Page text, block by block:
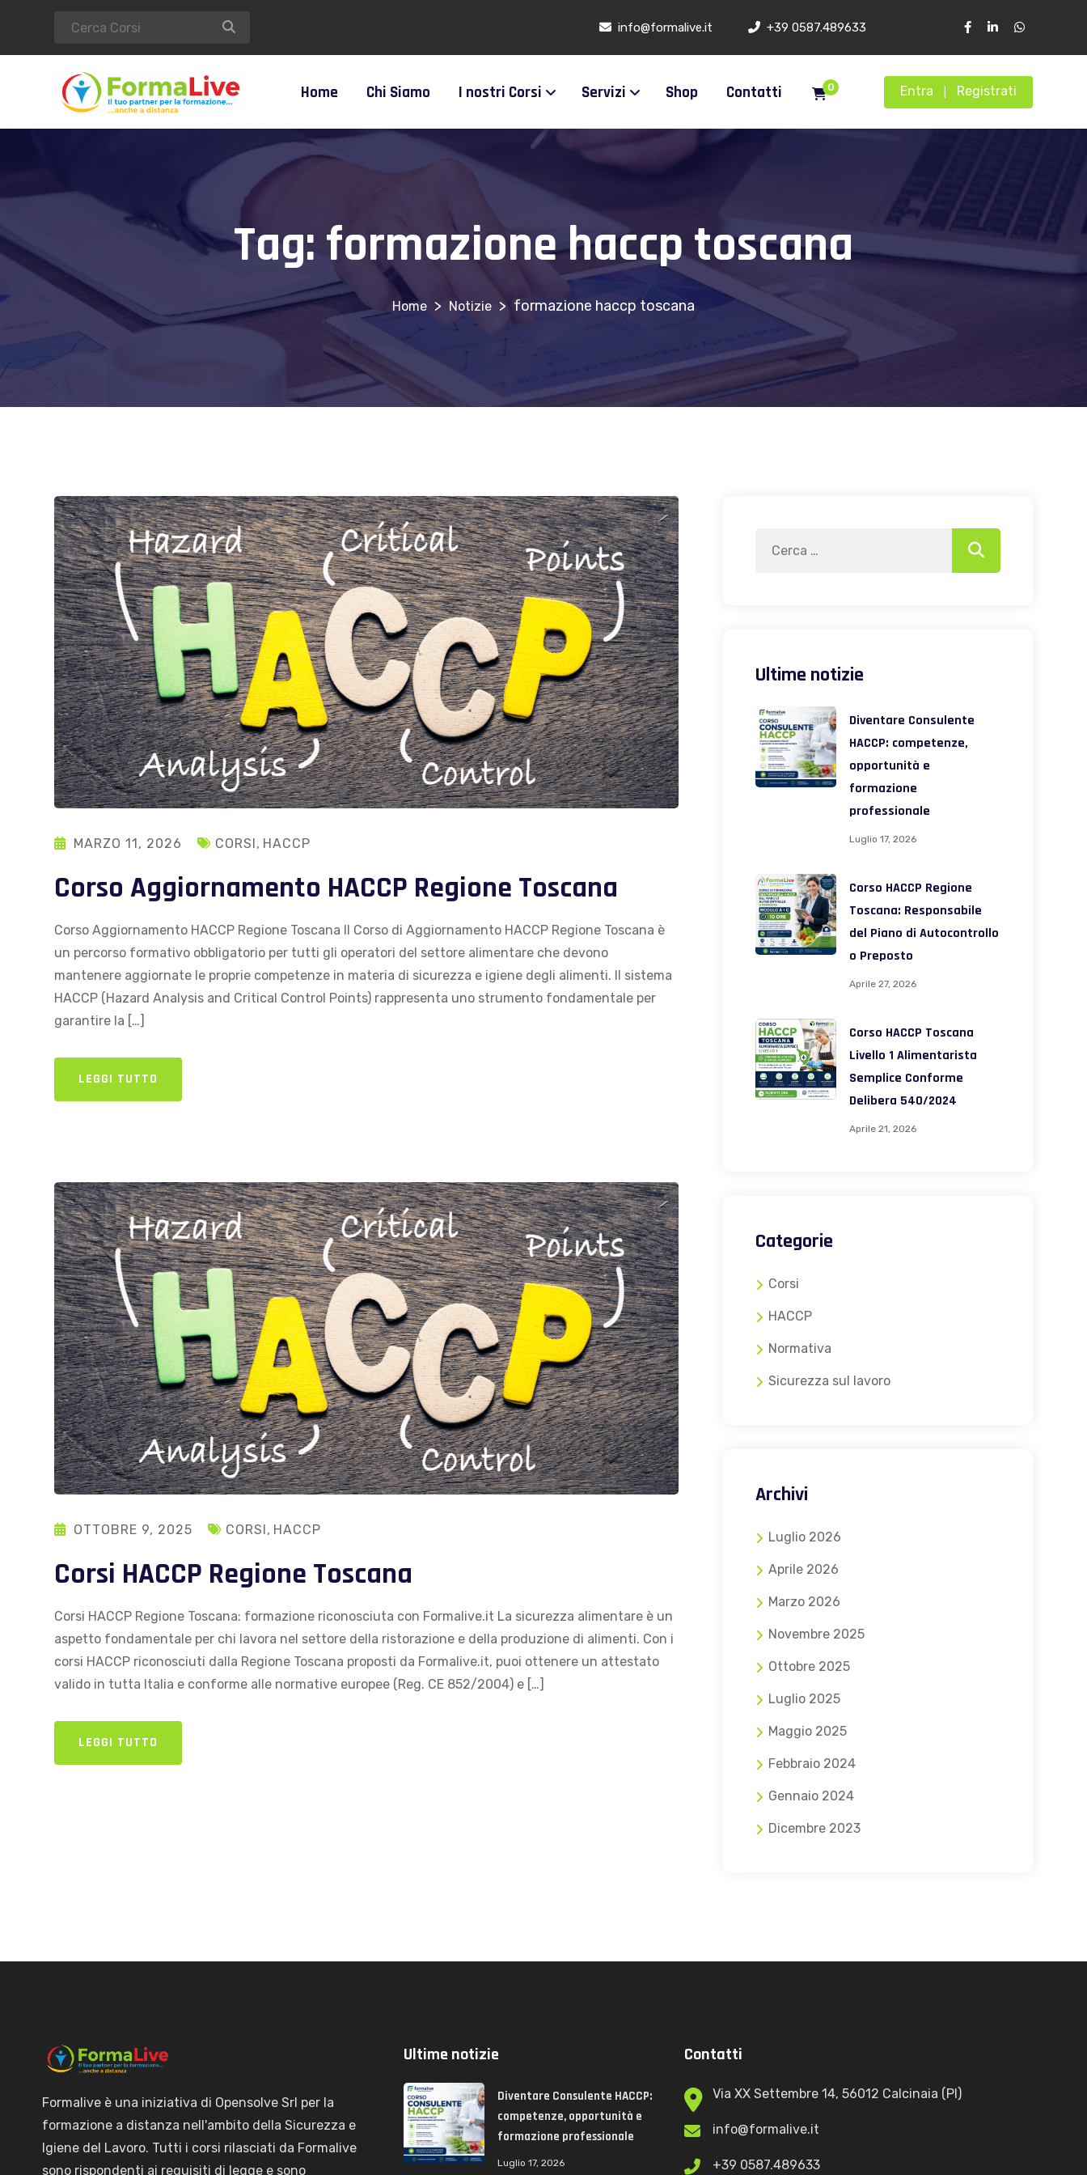
info@formalive.it +39 0587.489633
Home Chi Siamo I nostri Corsi Servizi Shop Contatti 0 Entra Registrati
Tag: formazione haccp toscana
> Notizie > formazione haccp toscana
MARZO 11, 2026 CORSI, HACCP
Corso Aggiornamento HACCP Regione Toscana
Corso Aggiornamento HACCP Regione Toscana Il Corso di Aggiornamento HACCP Regione Toscana è
un percorso formativo obbligatorio per tutti gli operatori del settore alimentare che devono
mantenere aggiornate le proprie competenze in materia di sicurezza e igiene degli alimenti. Il sistema
HACCP (Hazard Analysis and Critical Control Points) rappresenta uno strumento fondamentale per
garantire la […]
LEGGI TUTTO
OTTOBRE 9, 2025 CORSI, HACCP
Corsi HACCP Regione Toscana
Corsi HACCP Regione Toscana: formazione riconosciuta con Formalive.it La sicurezza alimentare è un
aspetto fondamentale per chi lavora nel settore della ristorazione e della produzione di alimenti. Con i
corsi HACCP riconosciuti dalla Regione Toscana proposti da Formalive.it, puoi ottenere un attestato
valido in tutta Italia e conforme alle normative europee (Reg. CE 852/2004) e […]
LEGGI TUTTO
Search
Ultime notizie
Diventare Consulente
HACCP: competenze,
opportunità e
formazione
professionale
Luglio 17, 2026
Corso HACCP Regione
Toscana: Responsabile
del Piano di Autocontrollo
o Preposto
Aprile 27, 2026
Corso HACCP Toscana
Livello 1 Alimentarista
Semplice Conforme
Delibera 540/2024
Aprile 21, 2026
Categorie
Corsi
HACCP
Normativa
Sicurezza sul lavoro
Archivi
Luglio 2026
Aprile 2026
Marzo 2026
Novembre 2025
Ottobre 2025
Luglio 2025
Maggio 2025
Febbraio 2024
Gennaio 2024
Dicembre 2023
Formalive è una iniziativa di Opensolve Srl per la
formazione a distanza nell'ambito della Sicurezza e
Igiene del Lavoro. Tutti i corsi rilasciati da Formalive
sono rispondenti ai requisiti di legge e sono
Ultime notizie
Diventare Consulente HACCP:
competenze, opportunità e
formazione professionale
Luglio 17, 2026
Contatti
Via XX Settembre 14, 56012 Calcinaia (PI)
info@formalive.it
+39 0587.489633